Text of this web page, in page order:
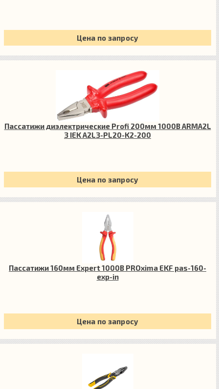
Цена по запросу
Пассатижи диэлектрические Profi 200мм 1000В ARMA2L
3 IEK A2L3-PL20-K2-200
Цена по запросу
Пассатижи 160мм Expert 1000В PROxima EKF pas-160-
exp-in
Цена по запросу